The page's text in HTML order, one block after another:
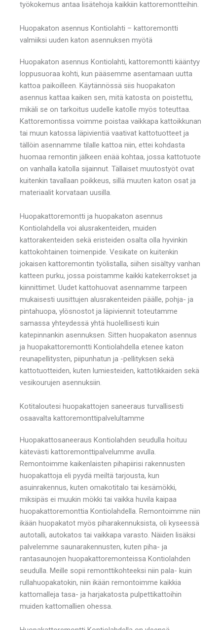
työkokemus antaa lisätehoja kaikkiin kattoremontteihin.
Huopakaton asennus Kontiolahti – kattoremontti
valmiiksi uuden katon asennuksen myötä
Huopakaton asennus Kontiolahti, kattoremontti kääntyy
loppusuoraa kohti, kun pääsemme asentamaan uutta
kattoa paikoilleen. Käytännössä siis huopakaton
asennus kattaa kaiken sen, mitä katosta on poistettu,
mikäli se on tarkoitus uudelle katolle myös toteuttaa.
Kattoremontissa voimme poistaa vaikkapa kattoikkunan
tai muun katossa läpivientiä vaativat kattotuotteet ja
tällöin asennamme tilalle kattoa niin, ettei kohdasta
huomaa remontin jälkeen enää kohtaa, jossa kattotuote
on vanhalla katolla sijainnut. Tällaiset muutostyöt ovat
kuitenkin tavallaan poikkeus, sillä muuten katon osat ja
materiaalit korvataan uusilla.
Huopakattoremontti ja huopakaton asennus
Kontiolahdella voi alusrakenteiden, muiden
kattorakenteiden sekä eristeiden osalta olla hyvinkin
kattokohtainen toimenpide. Vesikate on kuitenkin
jokaisen kattoremontin työlistalla, siihen sisältyy vanhan
katteen purku, jossa poistamme kaikki katekerrokset ja
kiinnittimet. Uudet kattohuovat asennamme tarpeen
mukaisesti uusittujen alusrakenteiden päälle, pohja- ja
pintahuopa, ylösnostot ja läpiviennit toteutamme
samassa yhteydessä yhtä huolellisesti kuin
katepinnankin asennuksen. Sitten huopakaton asennus
ja huopakattoremontti Kontiolahdella etenee katon
reunapellitysten, piipunhatun ja -pellityksen sekä
kattotuotteiden, kuten lumiesteiden, kattotikkaiden sekä
vesikourujen asennuksiin.
Kotitaloutesi huopakattojen saneeraus turvallisesti
osaavalta kattoremonttipalvelultamme
Huopakattosaneeraus Kontiolahden seudulla hoituu
kätevästi kattoremonttipalvelumme avulla.
Remontoimme kaikenlaisten pihapiirisi rakennusten
huopakattoja eli pyydä meiltä tarjousta, kun
asuinrakennus, kuten omakotitalo tai kesämökki,
miksipäs ei muukin mökki tai vaikka huvila kaipaa
huopakattoremonttia Kontiolahdella. Remontoimme niin
ikään huopakatot myös piharakennuksista, oli kyseessä
autotalli, autokatos tai vaikkapa varasto. Näiden lisäksi
palvelemme saunarakennusten, kuten piha- ja
rantasaunojen huopakattoremonteissa Kontiolahden
seudulla. Meille sopii remonttikohteeksi niin pala- kuin
rullahuopakatokin, niin ikään remontoimme kaikkia
kattomalleja tasa- ja harjakatosta pulpettikattoihin
muiden kattomallien ohessa.